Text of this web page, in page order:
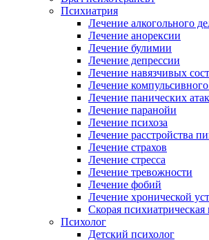
Психиатрия
Лечение алкогольного
Лечение анорексии
Лечение булимии
Лечение депрессии
Лечение навязчивых
Лечение компульсивного
Лечение панических атак
Лечение паранойи
Лечение психоза
Лечение расстройства
Лечение страхов
Лечение стресса
Лечение тревожности
Лечение фобий
Лечение хронической
Скорая
Психолог
Детский психолог